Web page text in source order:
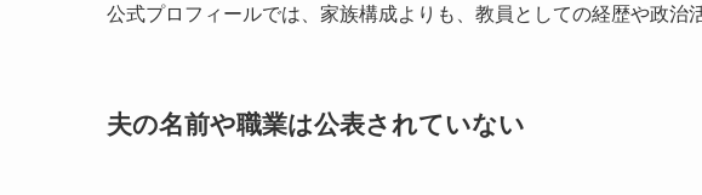
公式プロフィールでは、家族構成よりも、教員としての経歴や政治
夫の名前や職業は公表されていない